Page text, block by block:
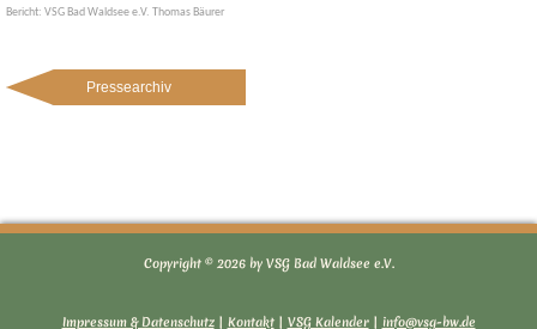
Bericht: VSG Bad Waldsee e.V. Thomas Bäurer
Pressearchiv
Copyright © 2026 by VSG Bad Waldsee e.V.
Impressum & Datenschutz| Kontakt| VSG Kalender| info@vsg-bw.de